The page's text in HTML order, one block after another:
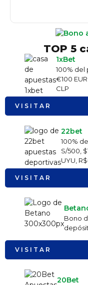
TOP 5
1xBet
100% del
€100
CLP
VISITAR
22bet
100%
S/500,
UYU,
VISITAR
Bono
VISITAR
20Bet